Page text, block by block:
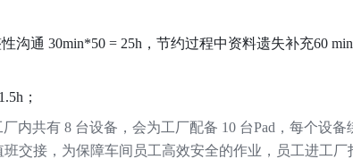
沟通 30min*50 = 25h，节约过程中资料遗失补充60
；
内共有 8 台设备，会为工厂配备 10 台Pad，每个设备
班交接，为保障车间员工高效安全的作业，员工进工厂